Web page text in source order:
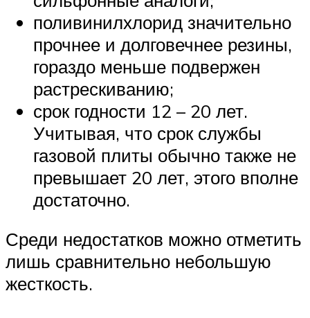
поливинилхлорид значительно
прочнее и долговечнее резины,
гораздо меньше подвержен
растрескиванию;
срок годности 12 – 20 лет.
Учитывая, что срок службы
газовой плиты обычно также не
превышает 20 лет, этого вполне
достаточно.
Среди недостатков можно отметить
лишь сравнительно небольшую
жесткость.